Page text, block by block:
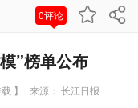
0评论
”榜单公布
】 来源： 长江日报